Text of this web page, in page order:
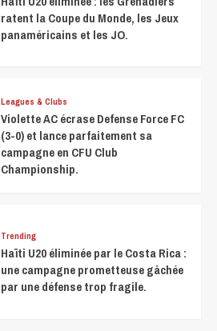
ratent la Coupe du Monde, les Jeux
panaméricains et les JO.
Leagues & Clubs
Violette AC écrase Defense Force FC
(3-0) et lance parfaitement sa
campagne en CFU Club
Championship.
Trending
Haïti U20 éliminée par le Costa Rica :
une campagne prometteuse gâchée
par une défense trop fragile.